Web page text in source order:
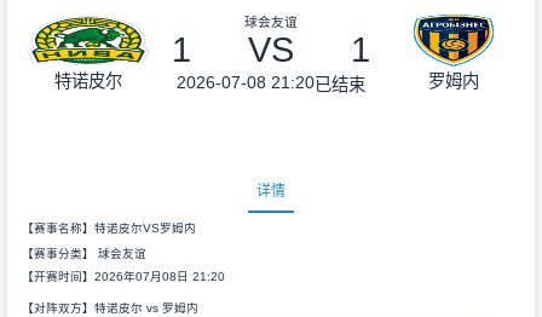
特诺皮尔
球会友谊
1 VS 1
2026-07-08 21:20已结束 罗姆内
详情
【赛事名称】特诺皮尔VS罗姆内
【赛事分类】 球会友谊
【开赛时间】2026年07月08日 21:20
【对阵双方】特诺皮尔 vs 罗姆内